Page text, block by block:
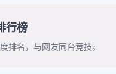
行榜
排名，与网友同台竞技。